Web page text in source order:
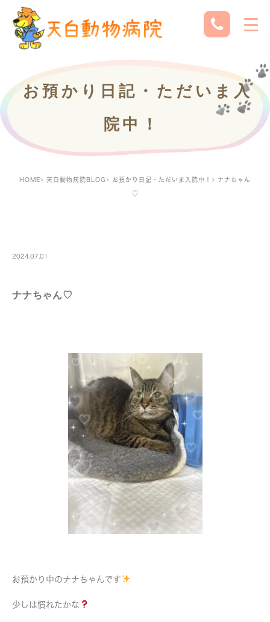
お預かり日記・ただいま入
院中！
HOME 天白動物病院BLOG お預かり日記・ただいま入院中！ ナナちゃん
♡
2024.07.01
ナナちゃん♡
お預かり中のナナちゃんです
少しは慣れたかな